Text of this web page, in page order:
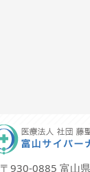
〒930-0885 富山